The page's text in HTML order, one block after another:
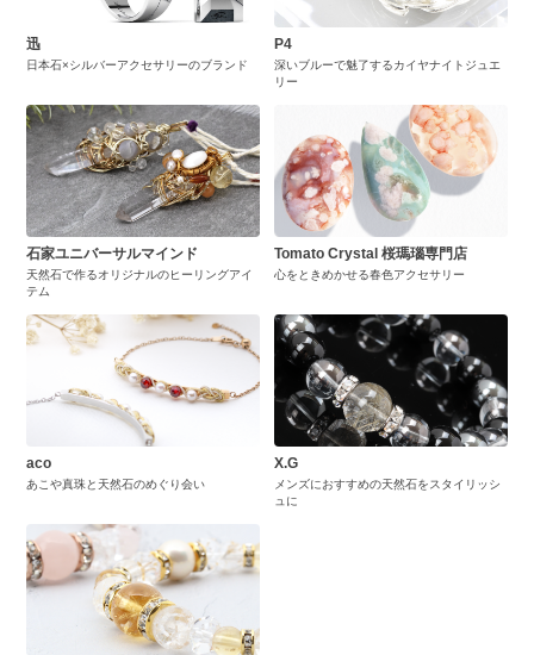
迅
日本石×シルバーアクセサリーのブランド
P4
深いブルーで魅了するカイヤナイトジュエ
リー
石家ユニバーサルマインド
天然石で作るオリジナルのヒーリングアイ
テム
Tomato Crystal 桜瑪瑙専門店
心をときめかせる春色アクセサリー
aco
あこや真珠と天然石のめぐり会い
X.G
メンズにおすすめの天然石をスタイリッシ
ュに